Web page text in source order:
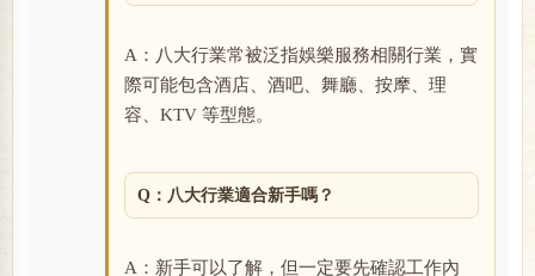
A：八大行業常被泛指娛樂服務相關行業，實
際可能包含酒店、酒吧、舞廳、按摩、理
容、KTV 等型態。
Q：八大行業適合新手嗎？
A：新手可以了解，但一定要先確認工作內